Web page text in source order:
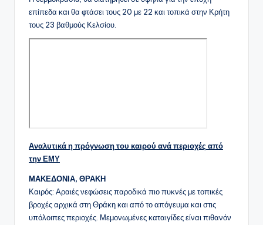
επίπεδα και θα φτάσει τους 20 με 22 και τοπικά στην Κρήτη
τους 23 βαθμούς Κελσίου.
Αναλυτικά η πρόγνωση του καιρού ανά περιοχές από
την ΕΜΥ
ΜΑΚΕΔΟΝΙΑ, ΘΡΑΚΗ
Καιρός: Αραιές νεφώσεις παροδικά πιο πυκνές με τοπικές
βροχές αρχικά στη Θράκη και από το απόγευμα και στις
υπόλοιπες περιοχές. Μεμονωμένες καταιγίδες είναι πιθανόν